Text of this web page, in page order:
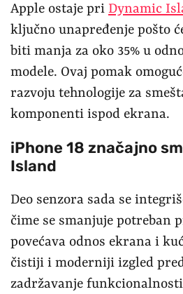
Apple ostaje pri Dynamic
ključno unapređenje pošto
biti manja za oko 35% u
modele. Ovaj pomak
razvoju tehnologije za
komponenti ispod ekrana.
iPhone 18 značajno
Island
Deo senzora sada se
čime se smanjuje potreban
povećava odnos ekrana i
čistiji i moderniji izgled
zadržavanje